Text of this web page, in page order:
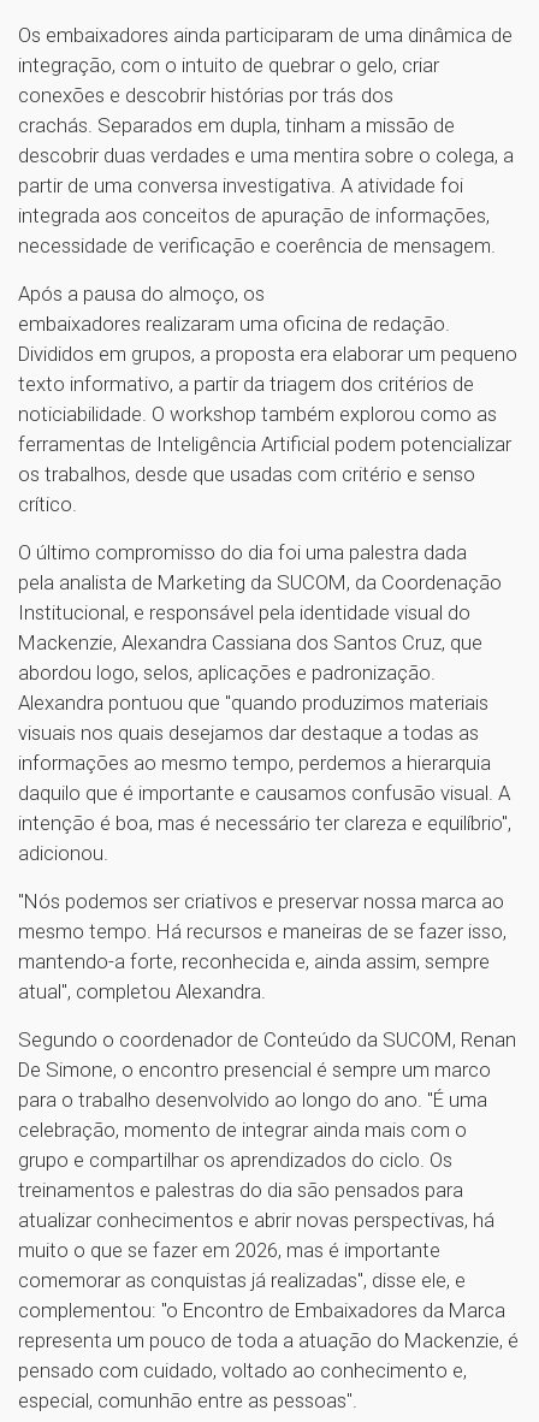
Os embaixadores ainda participaram de uma dinâmica de
integração, com o intuito de quebrar o gelo, criar
conexões e descobrir histórias por trás dos
crachás. Separados em dupla, tinham a missão de
descobrir duas verdades e uma mentira sobre o colega, a
partir de uma conversa investigativa. A atividade foi
integrada aos conceitos de apuração de informações,
necessidade de verificação e coerência de mensagem.
Após a pausa do almoço, os
embaixadores realizaram uma oficina de redação.
Divididos em grupos, a proposta era elaborar um pequeno
texto informativo, a partir da triagem dos critérios de
noticiabilidade. O workshop também explorou como as
ferramentas de Inteligência Artificial podem potencializar
os trabalhos, desde que usadas com critério e senso
crítico.
O último compromisso do dia foi uma palestra dada
pela analista de Marketing da SUCOM, da Coordenação
Institucional, e responsável pela identidade visual do
Mackenzie, Alexandra Cassiana dos Santos Cruz, que
abordou logo, selos, aplicações e padronização.
Alexandra pontuou que "quando produzimos materiais
visuais nos quais desejamos dar destaque a todas as
informações ao mesmo tempo, perdemos a hierarquia
daquilo que é importante e causamos confusão visual. A
intenção é boa, mas é necessário ter clareza e equilíbrio",
adicionou.
"Nós podemos ser criativos e preservar nossa marca ao
mesmo tempo. Há recursos e maneiras de se fazer isso,
mantendo-a forte, reconhecida e, ainda assim, sempre
atual", completou Alexandra.
Segundo o coordenador de Conteúdo da SUCOM, Renan
De Simone, o encontro presencial é sempre um marco
para o trabalho desenvolvido ao longo do ano. "É uma
celebração, momento de integrar ainda mais com o
grupo e compartilhar os aprendizados do ciclo. Os
treinamentos e palestras do dia são pensados para
atualizar conhecimentos e abrir novas perspectivas, há
muito o que se fazer em 2026, mas é importante
comemorar as conquistas já realizadas", disse ele, e
complementou: "o Encontro de Embaixadores da Marca
representa um pouco de toda a atuação do Mackenzie, é
pensado com cuidado, voltado ao conhecimento e,
especial, comunhão entre as pessoas".